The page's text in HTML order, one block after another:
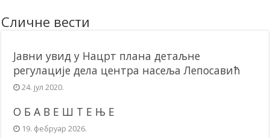
Сличне вести
Јавни увид у Нацрт плана детаљне
регулације дела центра насеља Лепосавић
24. јул 2020.
О Б А В Е Ш Т Е Њ Е
19. фебруар 2026.